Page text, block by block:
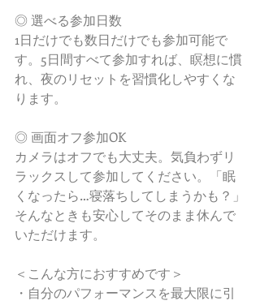
◎ 選べる参加日数
1日だけでも数日だけでも参加可能で
す。5日間すべて参加すれば、瞑想に慣
れ、夜のリセットを習慣化しやすくな
ります。
◎ 画面オフ参加OK
カメラはオフでも大丈夫。気負わずリ
ラックスして参加してください。「眠
くなったら…寝落ちしてしまうかも？」
そんなときも安心してそのまま休んで
いただけます。
＜こんな方におすすめです＞
・自分のパフォーマンスを最大限に引